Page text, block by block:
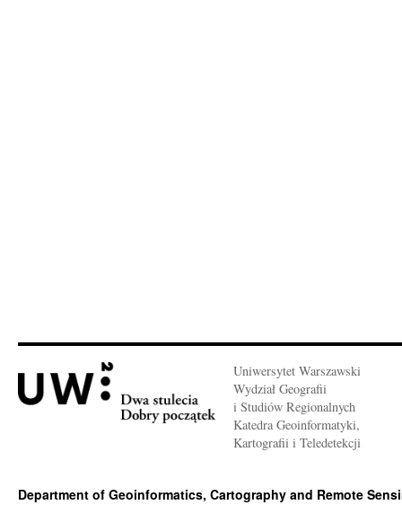
Uniwersytet Warszawski
Wydział Geografii
i Studiów Regionalnych
Katedra Geoinformatyki,
Kartografii i Teledetekcji
Department of Geoinformatics, Cartography and Remote